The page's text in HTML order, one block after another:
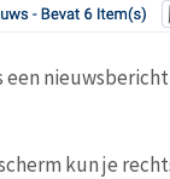
een
kun je